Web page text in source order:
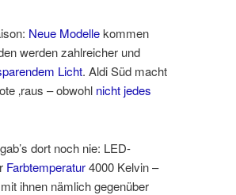
Neue Modellekommen
werden zahlreicher und
Licht. Aldi Süd macht
‚raus – obwohl nicht jedes
dort noch nie: LED-
Farbtemperatur4000 Kelvin –
ihnen nämlich gegenüber